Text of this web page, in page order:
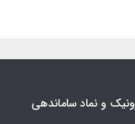
و نماد ساماندهی